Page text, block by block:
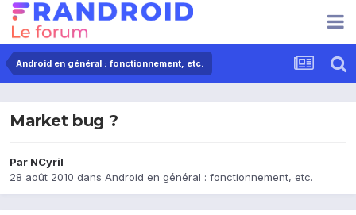
Android en général : fonctionnement, etc.
Market bug ?
Par NCyril
28 août 2010 dans Android en général : fonctionnement, etc.